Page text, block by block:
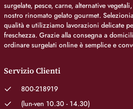
surgelate, pesce, carne, alternative
nostro rinomato gelato gourmet.
qualità e utilizziamo lavorazioni delicate
freschezza. Grazie alla consegna a
ordinare surgelati online è semplice e
Servizio Clienti
800-218919
(lun-ven 10.30 - 14.30)